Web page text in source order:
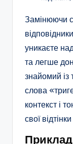
Замінюючи
уникаєте
та легше
знайомий
слова
контекст і
свої